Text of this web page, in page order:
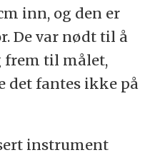
inn, og den er
De var nødt til å
frem til målet,
det fantes ikke på
instrument